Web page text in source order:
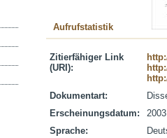
Aufrufstatistik
Zitierfähiger Link
(URI):
Dokumentart:
Erscheinungsdatum:
2003
Sprache: